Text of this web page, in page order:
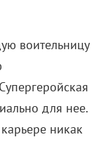
воительницу
для нее.
никак